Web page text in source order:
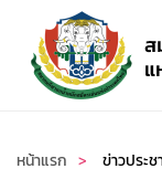
Skip to main
หน้าแรก ข่าวประ